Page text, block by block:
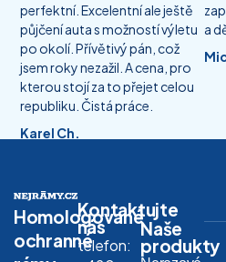
perfektní. Excelentní ale ještě
půjčení auta s možností výletu
po okolí. Přívětivý pán, což
jsem roky nezažil. A cena, pro
kterou stojí za to přejet celou
republiku. Čistá práce.
Karel Ch.
a
Homologované
ochranné
Kontaktujte
nás
telefon:
Naše
produkty